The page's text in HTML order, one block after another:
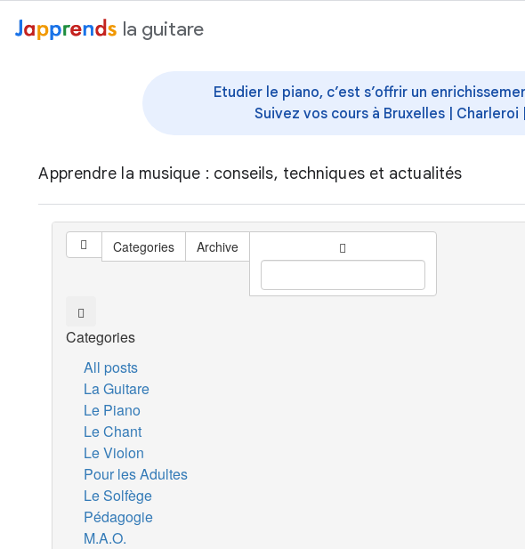
contenu la guitare
Etudier le piano, c’est s’offrir un
Suivez vos cours à Bruxelles |
Apprendre la musique : conseils, techniques et actualités
Categories Archive
Categories
All posts
La Guitare
Le Piano
Le Chant
Le Violon
Pour les Adultes
Le Solfège
Pédagogie
M.A.O.